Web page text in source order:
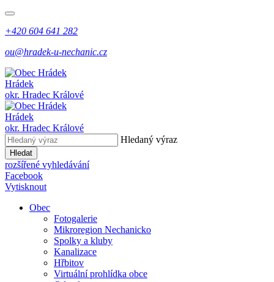
+420 604 641 282
ou@hradek-u-nechanic.cz
Hrádek
okr. Hradec Králové
Hrádek
okr. Hradec Králové
Hledaný výraz
Hledat
rozšířené vyhledávání
Facebook
Vytisknout
Obec
Fotogalerie
Mikroregion Nechanicko
Spolky a kluby
Kanalizace
Hřbitov
Virtuální prohlídka obce